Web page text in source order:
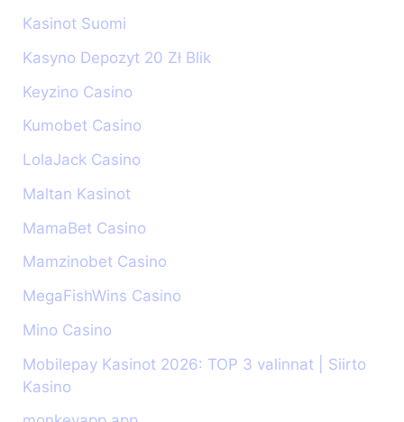
Kasinot Suomi
Kasyno Depozyt 20 Zł Blik
Keyzino Casino
Kumobet Casino
LolaJack Casino
Maltan Kasinot
MamaBet Casino
Mamzinobet Casino
MegaFishWins Casino
Mino Casino
Mobilepay Kasinot 2026: TOP 3 valinnat | Siirto
Kasino